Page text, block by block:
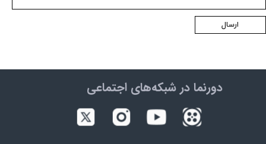
ارسال
دورنما در شبکه‌های اجتماعی